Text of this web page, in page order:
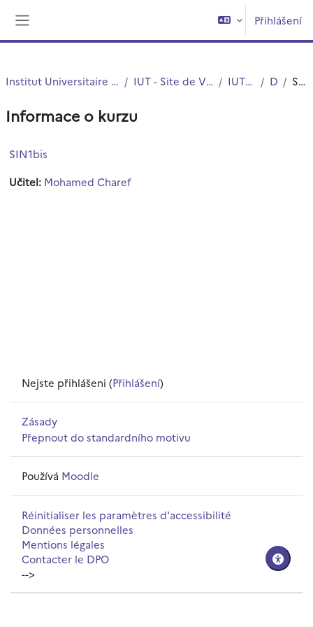
Přihlášení
Institut Universitaire de Technologie (IUT) IUT - Site de Villeneuve d'Ascq IUT - G.E.I.I. DUT Souhrn
Informace o kurzu
SIN1bis
Učitel: Mohamed Charef
Nejste přihlášeni (Přihlášení)
Zásady
Přepnout do standardního motivu
Používá Moodle
Réinitialiser les paramètres d'accessibilité
Données personnelles
Mentions légales
Contacter le DPO
-->